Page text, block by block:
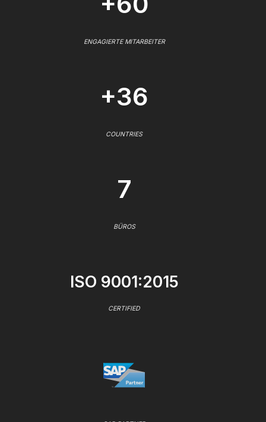
ENGAGIERTE MITARBEITER
+36
COUNTRIES
7
BÜROS
ISO 9001:2015
CERTIFIED